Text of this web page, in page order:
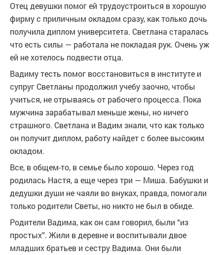
Отец девушки помог ей трудоустроиться в хорошую
фирму с приличным окладом сразу, как только дочь
получила диплом университета. Светлана старалась
что есть силы — работала не покладая рук. Очень уж
ей не хотелось подвести отца.
Вадиму тесть помог восстановиться в институте и
супруг Светланы продолжил учебу заочно, чтобы
учиться, не отрываясь от рабочего процесса. Пока
мужчина зарабатывал меньше жены, но ничего
страшного. Светлана и Вадим знали, что как только
он получит диплом, работу найдет с более высоким
окладом.
Все, в общем-то, в семье было хорошо. Через год
родилась Настя, а еще через три — Миша. Бабушки и
дедушки души не чаяли во внуках, правда, помогали
только родители Светы, но никто не был в обиде.
Родители Вадима, как он сам говорил, были “из
простых”. Жили в деревне и воспитывали двое
младших братьев и сестру Вадима. Они были